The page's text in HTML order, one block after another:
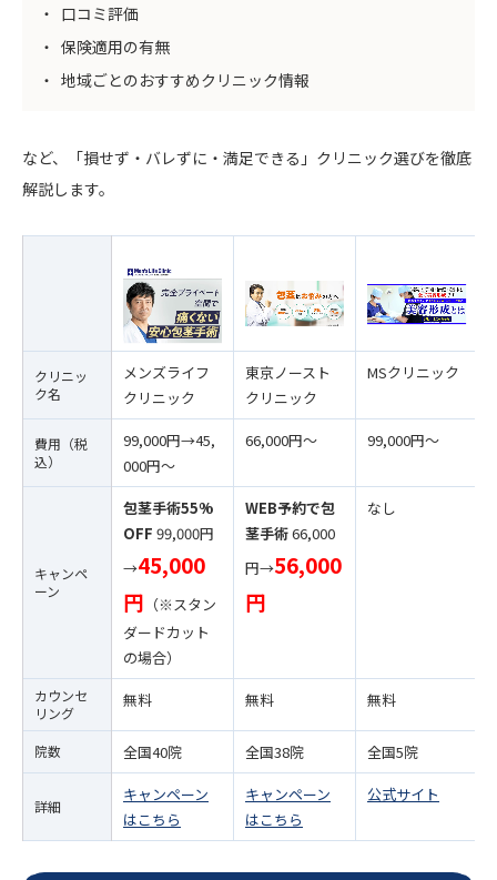
口コミ評価
保険適用の有無
地域ごとのおすすめクリニック情報
など、「損せず・バレずに・満足できる」クリニック選びを徹底
解説します。
クリニッ
ク名
メンズライフ
クリニック
東京ノースト
クリニック
MSクリニック
費用（税
込）
99,000円→45,
000円〜
66,000円〜 99,000円〜
キャンペ
ーン
包茎手術55%
OFF 99,000円
→45,000
円 （※スタン
ダードカット
の場合）
WEB予約で包
茎手術66,000
円→56,000
円
なし
カウンセ
リング
無料 無料 無料
院数 全国40院 全国38院 全国5院
詳細
キャンペーン
はこちら
キャンペーン
はこちら
公式サイト